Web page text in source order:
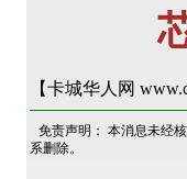
【卡城华人网
免责声明： 本消息未经
系删除。